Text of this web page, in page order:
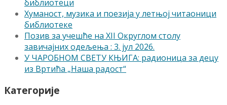
библиотеци
Хуманост, музика и поезија у летњој читаоници
библиотеке
Позив за учешће на XII Округлом столу
завичајних одељења : 3. јул 2026.
У ЧАРОБНОМ СВЕТУ КЊИГА: радионица за децу
из Вртића „Наша радост“
Категорије